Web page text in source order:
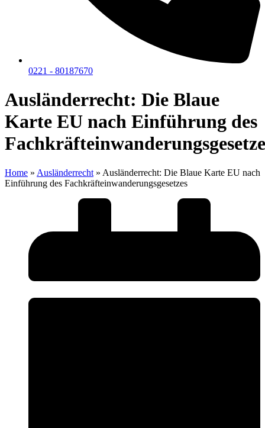
0221 - 80187670
Ausländerrecht: Die Blaue
Karte EU nach Einführung des
Home » Ausländerrecht » Ausländerrecht: Die Blaue Karte EU nach
Einführung des Fachkräfteinwanderungsgesetzes